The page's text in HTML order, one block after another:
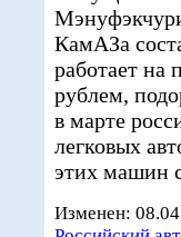
КамАЗа
работает на
рублем,
в марте
легковых
этих машин
Изменен: